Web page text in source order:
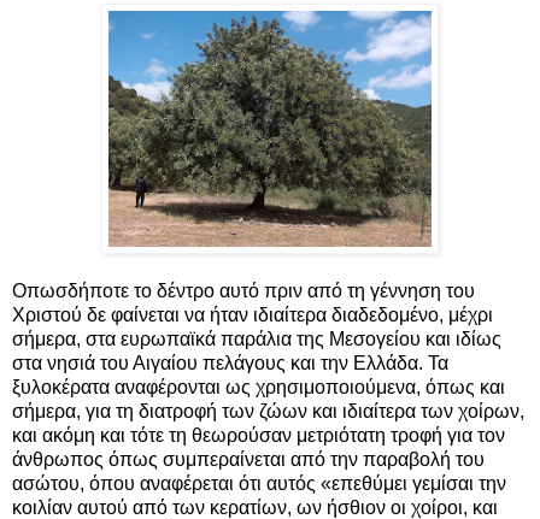
Οπωσδήποτε το δέντρο αυτό πριν από τη γέννηση του
Χριστού δε φαίνεται να ήταν ιδιαίτερα διαδεδομένο, μέχρι
σήμερα, στα ευρωπαϊκά παράλια της Μεσογείου και ιδίως
στα νησιά του Αιγαίου πελάγους και την Ελλάδα. Τα
ξυλοκέρατα αναφέρονται ως χρησιμοποιούμενα, όπως και
σήμερα, για τη διατροφή των ζώων και ιδιαίτερα των χοίρων,
και ακόμη και τότε τη θεωρούσαν μετριότατη τροφή για τον
άνθρωπος όπως συμπεραίνεται από την παραβολή του
ασώτου, όπου αναφέρεται ότι αυτός «επεθύμει γεμίσαι την
κοιλίαν αυτού από των κερατίων, ων ήσθιον οι χοίροι, και